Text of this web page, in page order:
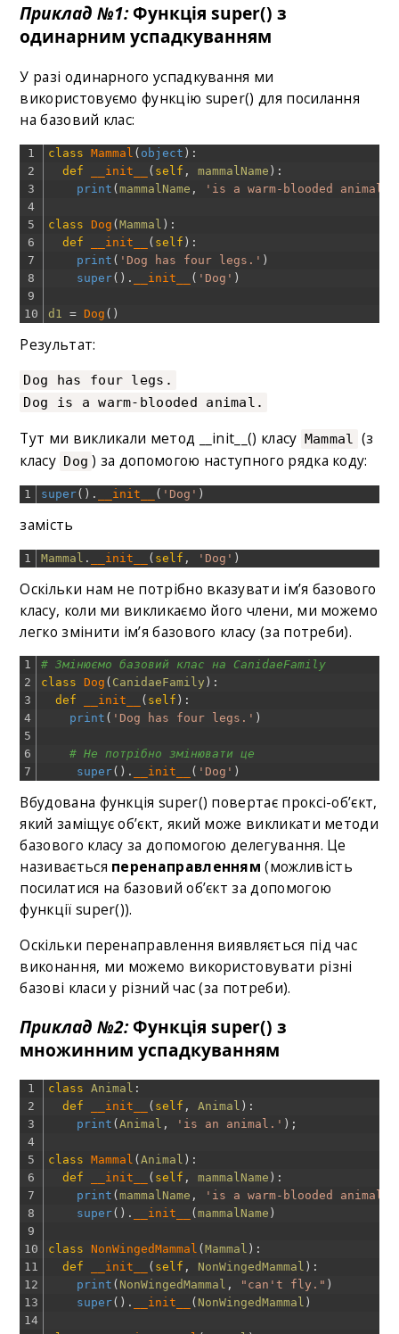
Приклад №1:Функція super() з
одинарним успадкуванням
У разі одинарного успадкування ми
використовуємо функцію super() для посилання
на базовий клас:
1
2
3
4
5
6
7
8
9
10
class Mammal ( object ) :
def
__init__ ( self , mammalName ) :
print (mammalName , 'is a warm-blooded animal.'
class Dog (Mammal ) :
def
__init__ ( self ) :
print ( 'Dog has four legs.' )
super( ) . __init__ ( 'Dog' )
d1 = Dog ( )
Результат:
Dog has four legs.
Dog is a warm-blooded animal.
Тут ми викликали метод __init__() класу Mammal
(з
класу Dog ) за допомогою наступного рядка коду:
1 super( ) . __init__ ( 'Dog' )
замість
1 Mammal . __init__ ( self , 'Dog' )
Оскільки нам не потрібно вказувати ім’я базового
класу, коли ми викликаємо його члени, ми можемо
легко змінити ім’я базового класу (за потреби).
1
2
3
4
5
6
7
# Змінюємо базовий клас на CanidaeFamily
class
Dog ( CanidaeFamily ) :
def
__init__ ( self ) :
print ( 'Dog has four legs.' )
# Не потрібно змінювати це
super( ) . __init__ ( 'Dog' )
Вбудована функція super() повертає проксі-об’єкт,
який заміщує об’єкт, який може викликати методи
базового класу за допомогою делегування. Це
називається перенаправленням (можливість
посилатися на базовий об’єкт за допомогою
функції super()).
Оскільки перенаправлення виявляється під час
виконання, ми можемо використовувати різні
базові класи у різний час (за потреби).
Приклад №2:Функція super() з
множинним успадкуванням
1
2
3
4
5
6
7
8
9
10
11
12
13
14
class Animal :
def
__init__ ( self , Animal ) :
print (Animal , 'is an animal.' ) ;
class Mammal (Animal ) :
def
__init__ ( self , mammalName ) :
print (mammalName , 'is a warm-blooded animal.'
super( ) . __init__ (mammalName )
class NonWingedMammal (Mammal ) :
def
__init__ ( self , NonWingedMammal ) :
print ( NonWingedMammal , "can't fly." )
super( ) . __init__ ( NonWingedMammal )